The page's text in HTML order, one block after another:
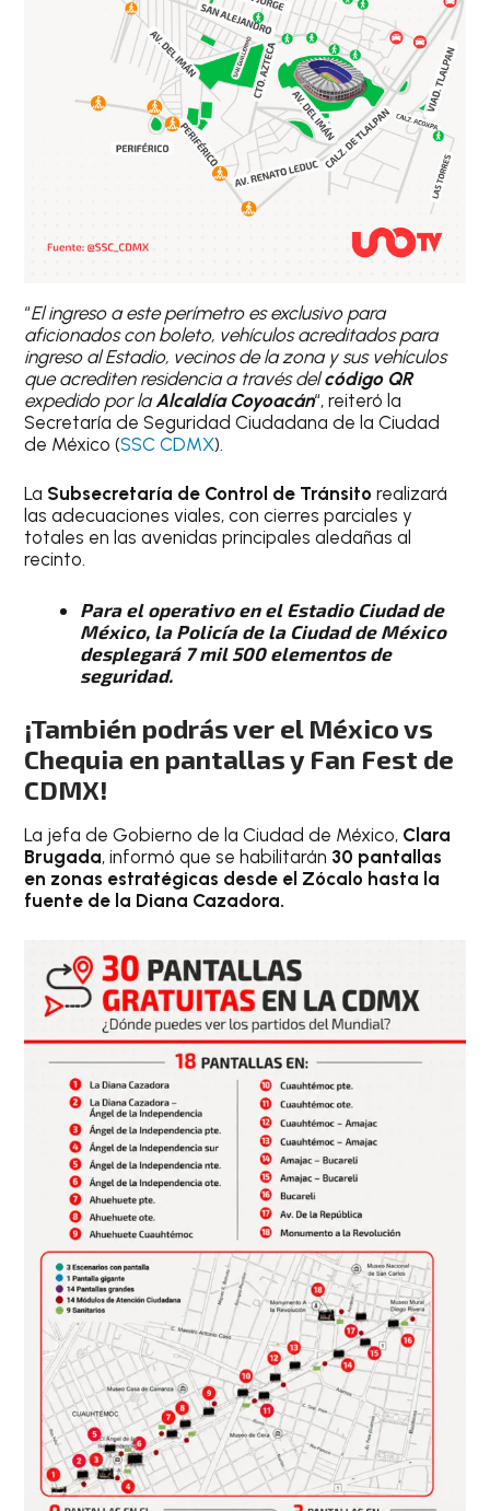
“El ingreso a este perímetro es exclusivo para
aficionados con boleto, vehículos acreditados para
ingreso al Estadio, vecinos de la zona y sus vehículos
que acrediten residencia a través delcódigo QR
expedido por laAlcaldía Coyoacán“, reiteró la
Secretaría de Seguridad Ciudadana de la Ciudad
de México (SSC CDMX).
La Subsecretaría de Control de Tránsito realizará
las adecuaciones viales, con cierres parciales y
totales en las avenidas principales aledañas al
recinto.
Para el operativo en el Estadio Ciudad de
México, la Policía de la Ciudad de México
desplegará 7 mil 500 elementos de
seguridad.
¡También podrás ver el México vs
Chequia en pantallas y Fan Fest de
CDMX!
La jefa de Gobierno de la Ciudad de México, Clara
Brugada, informó que se habilitarán 30 pantallas
en zonas estratégicas desde el Zócalo hasta la
fuente de la Diana Cazadora.